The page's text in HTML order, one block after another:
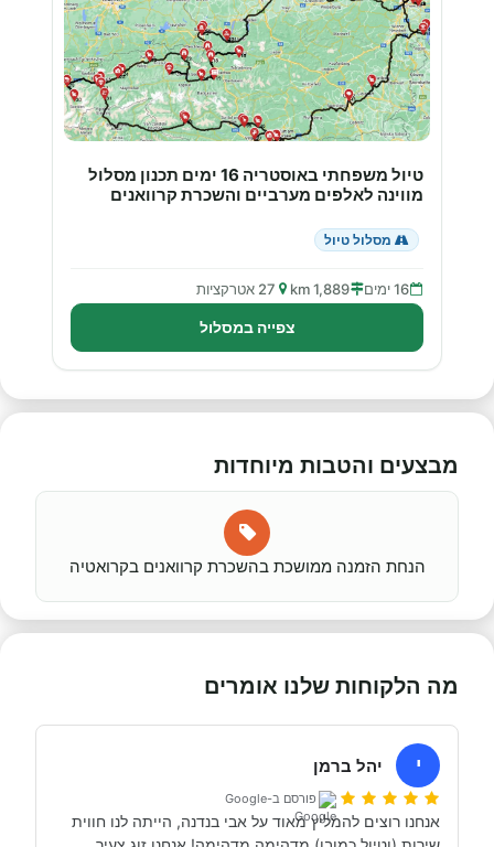
טיול משפחתי באוסטריה 16 ימים תכנון מסלול
מווינה לאלפים מערביים והשכרת קרוואנים
מסלול טיול
16 ימים 1,889 km 27 אטרקציות
צפייה במסלול
מבצעים והטבות מיוחדות
הנחת הזמנה ממושכת בהשכרת קרוואנים בקרואטיה
מה הלקוחות שלנו אומרים
י יהל ברמן
פורסם ב-Google